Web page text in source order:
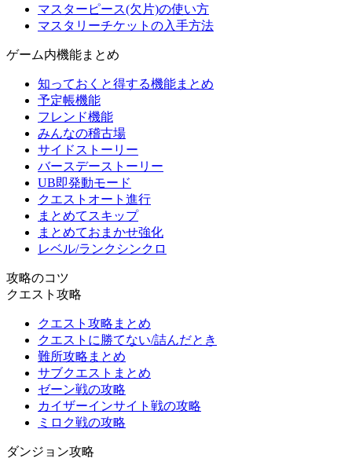
マスターピース(欠片)の使い方
マスタリーチケットの入手方法
ゲーム内機能まとめ
知っておくと得する機能まとめ
予定帳機能
フレンド機能
みんなの稽古場
サイドストーリー
バースデーストーリー
UB即発動モード
クエストオート進行
まとめてスキップ
まとめておまかせ強化
レベル/ランクシンクロ
攻略のコツ
クエスト攻略
クエスト攻略まとめ
クエストに勝てない/詰んだとき
難所攻略まとめ
サブクエストまとめ
ゼーン戦の攻略
カイザーインサイト戦の攻略
ミロク戦の攻略
ダンジョン攻略